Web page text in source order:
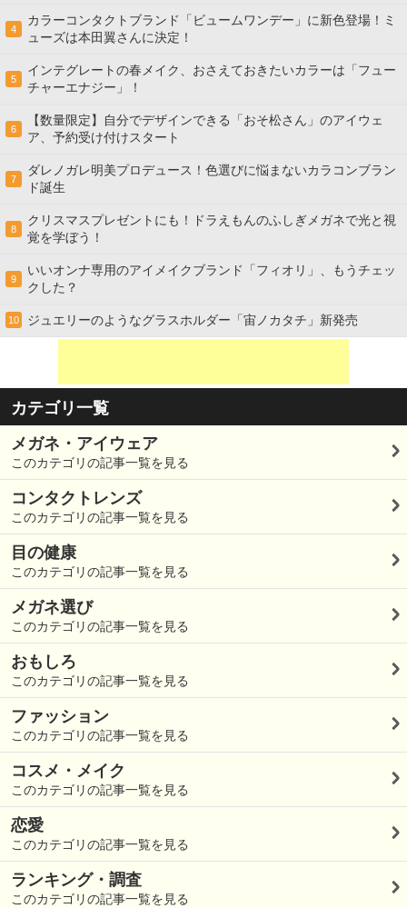
4
カラーコンタクトブランド「ビュームワンデー」に新色登場！ミ
ューズは本田翼さんに決定！
5
インテグレートの春メイク、おさえておきたいカラーは「フュー
チャーエナジー」！
6
【数量限定】自分でデザインできる「おそ松さん」のアイウェ
ア、予約受け付けスタート
7
ダレノガレ明美プロデュース！色選びに悩まないカラコンブラン
ド誕生
8
クリスマスプレゼントにも！ドラえもんのふしぎメガネで光と視
覚を学ぼう！
9
いいオンナ専用のアイメイクブランド「フィオリ」、もうチェッ
クした？
10 ジュエリーのようなグラスホルダー「宙ノカタチ」新発売
カテゴリ一覧
メガネ・アイウェア
このカテゴリの記事一覧を見る
コンタクトレンズ
このカテゴリの記事一覧を見る
目の健康
このカテゴリの記事一覧を見る
メガネ選び
このカテゴリの記事一覧を見る
おもしろ
このカテゴリの記事一覧を見る
ファッション
このカテゴリの記事一覧を見る
コスメ・メイク
このカテゴリの記事一覧を見る
恋愛
このカテゴリの記事一覧を見る
ランキング・調査
このカテゴリの記事一覧を見る